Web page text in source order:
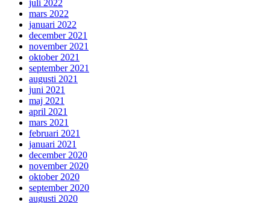
juli 2022
mars 2022
januari 2022
december 2021
november 2021
oktober 2021
september 2021
augusti 2021
juni 2021
maj 2021
april 2021
mars 2021
februari 2021
januari 2021
december 2020
november 2020
oktober 2020
september 2020
augusti 2020